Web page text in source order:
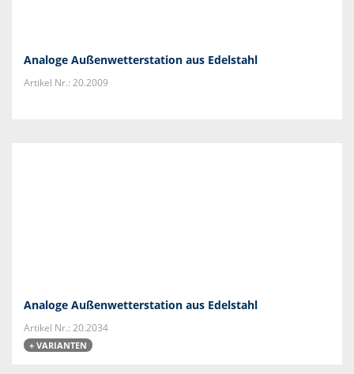
Analoge Außenwetterstation aus Edelstahl
Artikel Nr.: 20.2009
Analoge Außenwetterstation aus Edelstahl
Artikel Nr.: 20.2034
+ VARIANTEN